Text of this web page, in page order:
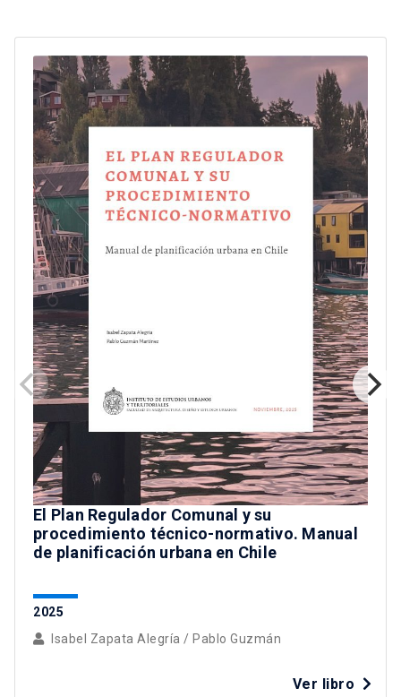
El Plan Regulador Comunal y su
procedimiento técnico-normativo. Manual
de planificación urbana en Chile
2025
Isabel Zapata Alegría / Pablo Guzmán
Ver libro